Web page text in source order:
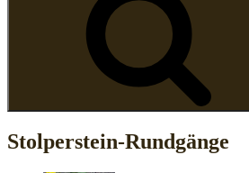
Stolperstein-Rundgänge